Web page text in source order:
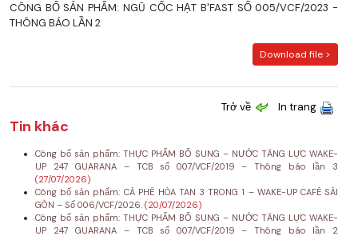
CÔNG BỐ SẢN PHẨM: NGŨ CỐC HẠT B'FAST SỐ 005/VCF/2023 -
THÔNG BÁO LẦN 2
Download file >
Trở về In trang
Tin khác
Công bố sản phẩm: THỰC PHẨM BỔ SUNG – NƯỚC TĂNG LỰC WAKE-
UP 247 GUARANA – TCB số 007/VCF/2019 – Thông báo lần 3
(27/07/2026)
Công bố sản phẩm: CÀ PHÊ HÒA TAN 3 TRONG 1 – WAKE-UP CAFÉ SÀI
GÒN – Số 006/VCF/2026. (20/07/2026)
Công bố sản phẩm: THỰC PHẨM BỔ SUNG – NƯỚC TĂNG LỰC WAKE-
UP 247 GUARANA – TCB số 007/VCF/2019 – Thông báo lần 2